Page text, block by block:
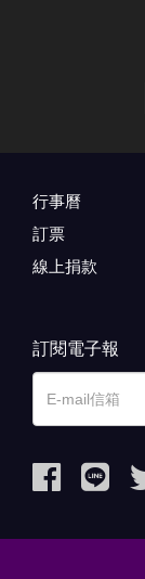
行事曆
訂票
線上捐款
訂閱電子報